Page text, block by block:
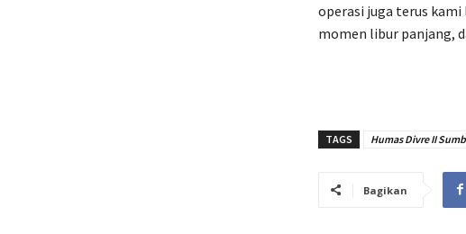
operasi juga terus
momen libur panjang,
TAGS Humas Divre II
Bagikan